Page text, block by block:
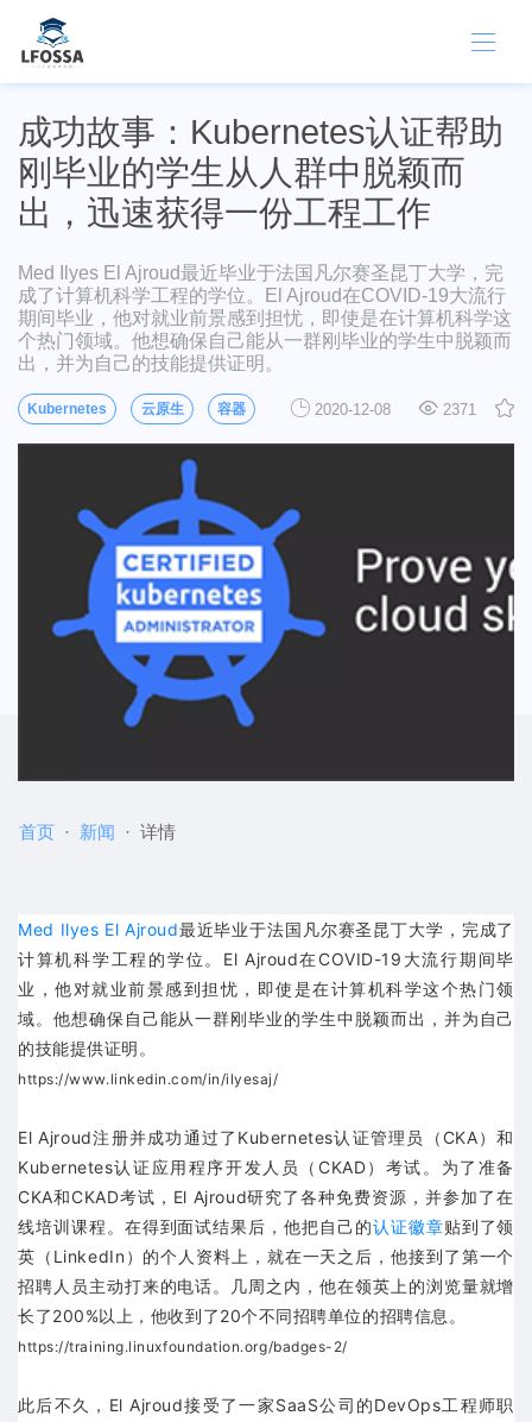
成功故事：Kubernetes认证帮助
刚毕业的学生从人群中脱颖而
出，迅速获得一份工程工作
Med Ilyes El Ajroud最近毕业于法国凡尔赛圣昆丁大学，完
成了计算机科学工程的学位。El Ajroud在COVID-19大流行
期间毕业，他对就业前景感到担忧，即使是在计算机科学这
个热门领域。他想确保自己能从一群刚毕业的学生中脱颖而
出，并为自己的技能提供证明。
Kubernetes 云原生 容器 2020-12-08 2371
首页 新闻 详情
Med Ilyes El Ajroud最近毕业于法国凡尔赛圣昆丁大学，完成了
计算机科学工程的学位。El Ajroud在COVID-19大流行期间毕
业，他对就业前景感到担忧，即使是在计算机科学这个热门领
域。他想确保自己能从一群刚毕业的学生中脱颖而出，并为自己
的技能提供证明。
https://www.linkedin.com/in/ilyesaj/
El Ajroud注册并成功通过了Kubernetes认证管理员（CKA）和
Kubernetes认证应用程序开发人员（CKAD）考试。为了准备
CKA和CKAD考试，El Ajroud研究了各种免费资源，并参加了在
线培训课程。在得到面试结果后，他把自己的认证徽章贴到了领
英（LinkedIn）的个人资料上，就在一天之后，他接到了第一个
招聘人员主动打来的电话。几周之内，他在领英上的浏览量就增
长了200%以上，他收到了20个不同招聘单位的招聘信息。
https://training.linuxfoundation.org/badges-2/
此后不久，El Ajroud接受了一家SaaS公司的DevOps工程师职